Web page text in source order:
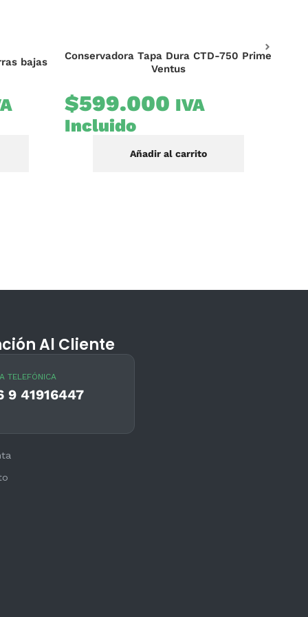
bajas
Conservadora Tapa Dura CTD-750 Prime
Ventus
$599.000 IVA
Incluido
Añadir al carrito
Al Cliente
TELEFÓNICA
9 41916447